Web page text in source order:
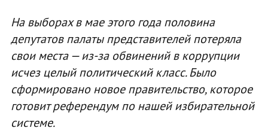
На выборах в мае этого года половина
депутатов палаты представителей потеряла
свои места — из-за обвинений в коррупции
исчез целый политический класс. Было
сформировано новое правительство, которое
готовит референдум по нашей избирательной
системе.